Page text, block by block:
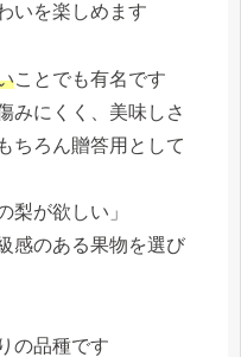
いを楽しめます
ことでも有名です
みにくく、美味しさ
ちろん贈答用として
梨が欲しい」
感のある果物を選び
の品種です